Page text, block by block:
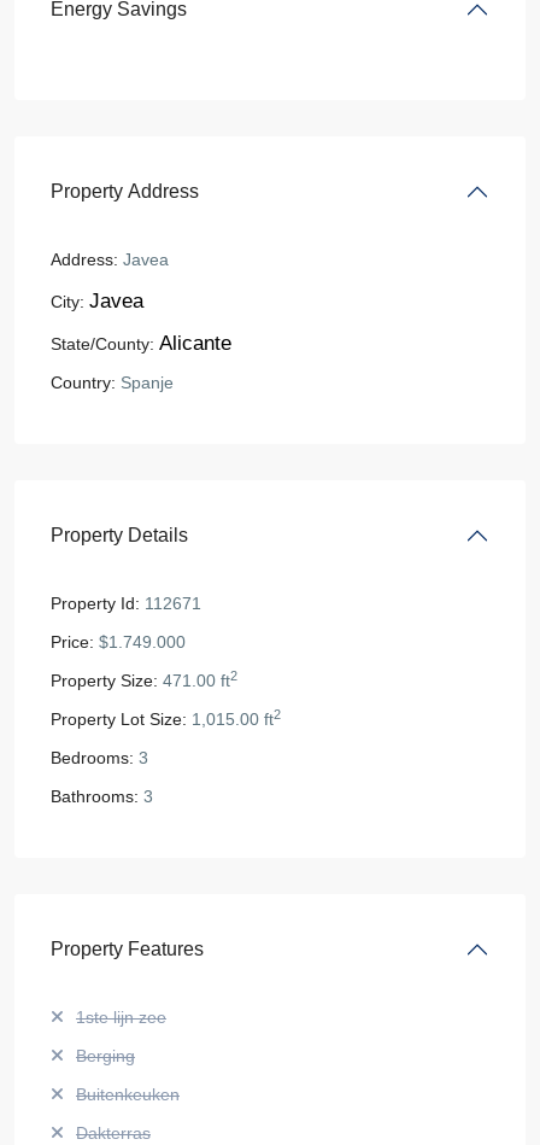
Energy Savings
Property Address
Address: Javea
City: Javea
State/County: Alicante
Country: Spanje
Property Details
Property Id: 112671
Price: $1.749.000
Property Size: 471.00 ft2
Property Lot Size: 1,015.00 ft2
Bedrooms: 3
Bathrooms: 3
Property Features
1ste lijn zee
Berging
Buitenkeuken
Dakterras